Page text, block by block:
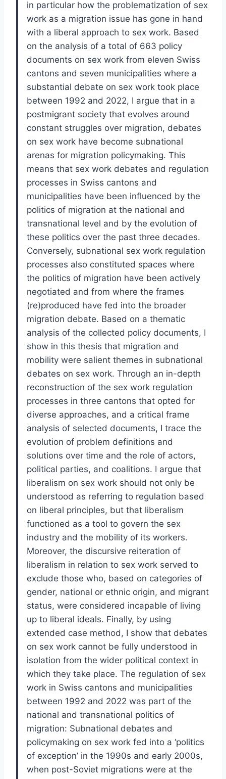
in particular how the problematization of sex
work as a migration issue has gone in hand
with a liberal approach to sex work. Based
on the analysis of a total of 663 policy
documents on sex work from eleven Swiss
cantons and seven municipalities where a
substantial debate on sex work took place
between 1992 and 2022, I argue that in a
postmigrant society that evolves around
constant struggles over migration, debates
on sex work have become subnational
arenas for migration policymaking. This
means that sex work debates and regulation
processes in Swiss cantons and
municipalities have been influenced by the
politics of migration at the national and
transnational level and by the evolution of
these politics over the past three decades.
Conversely, subnational sex work regulation
processes also constituted spaces where
the politics of migration have been actively
negotiated and from where the frames
(re)produced have fed into the broader
migration debate. Based on a thematic
analysis of the collected policy documents, I
show in this thesis that migration and
mobility were salient themes in subnational
debates on sex work. Through an in-depth
reconstruction of the sex work regulation
processes in three cantons that opted for
diverse approaches, and a critical frame
analysis of selected documents, I trace the
evolution of problem definitions and
solutions over time and the role of actors,
political parties, and coalitions. I argue that
liberalism on sex work should not only be
understood as referring to regulation based
on liberal principles, but that liberalism
functioned as a tool to govern the sex
industry and the mobility of its workers.
Moreover, the discursive reiteration of
liberalism in relation to sex work served to
exclude those who, based on categories of
gender, national or ethnic origin, and migrant
status, were considered incapable of living
up to liberal ideals. Finally, by using
extended case method, I show that debates
on sex work cannot be fully understood in
isolation from the wider political context in
which they take place. The regulation of sex
work in Swiss cantons and municipalities
between 1992 and 2022 was part of the
national and transnational politics of
migration: Subnational debates and
policymaking on sex work fed into a ‘politics
of exception’ in the 1990s and early 2000s,
when post-Soviet migrations were at the